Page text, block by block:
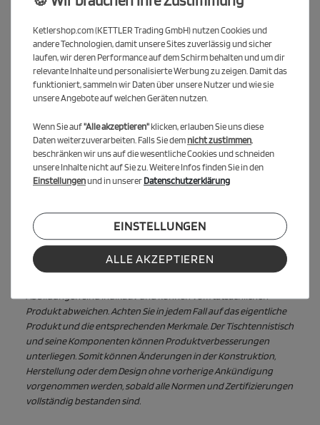
Oberfläche?
Die Aluminiumverbundplatte bietet eine besonders
widerstandsfähige Oberfläche, die ideal für den Einsatz im Freien
geeignet ist und auch bei unterschiedlichen
Hinweis: Der Versand ist derzeit nur nach Deutschland,
Österreich, in die Schweiz, in die Niederlande und nach Frankreich
möglich.
Schläger und Bälle auf den Fotos sind nicht im Lieferumfang
enthalten.
Werkzeug zur Montage ist nicht im Lieferumfang enthalten
Abbildungen sind indikativ und können vom tatsächlichen
Produkt abweichen. Achten Sie in jedem Fall auf das eigentliche
Produkt und die entsprechenden Merkmale. Der Tischtennistisch
und seine Komponenten können Produktverbesserungen
unterliegen. Somit können Änderungen in der Konstruktion,
Herstellung oder dem Design ohne vorherige Ankündigung
vorgenommen werden, sobald alle Normen und Zertifizierungen
vollständig bestanden sind.
Ketlershop.com (KETTLER Trading GmbH) nutzen Cookies und
andere Technologien, damit unsere Sites zuverlässig und sicher
laufen, wir deren Performance auf dem Schirm behalten und um dir
relevante Inhalte und personalisierte Werbung zu zeigen. Damit das
funktioniert, sammeln wir Daten über unsere Nutzer und wie sie
unsere Angebote auf welchen Geräten nutzen.
Wenn Sie auf"Alle akzeptieren"klicken, erlauben Sie uns diese
Daten weiterzuverarbeiten. Falls Sie demnicht zustimmen,
beschränken wir uns auf die wesentliche Cookies und schneiden
unsere Inhalte nicht auf Sie zu. Weitere Infos finden Sie in den
Einstellungenund in unsererDatenschutzerklärung
EINSTELLUNGEN
ALLE AKZEPTIEREN